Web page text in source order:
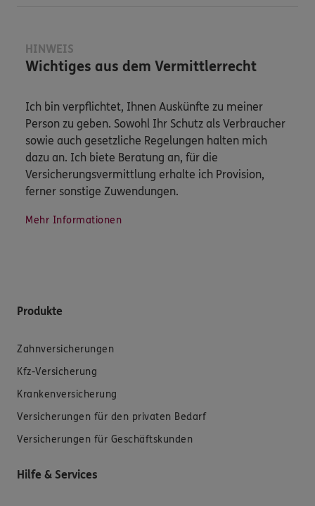
HINWEIS
Wichtiges aus dem Vermittlerrecht
Ich bin verpflichtet, Ihnen Auskünfte zu meiner
Person zu geben. Sowohl Ihr Schutz als Verbraucher
sowie auch gesetzliche Regelungen halten mich
dazu an. Ich biete Beratung an, für die
Versicherungsvermittlung erhalte ich Provision,
ferner sonstige Zuwendungen.
Mehr Informationen
Produkte
Zahnversicherungen
Kfz-Versicherung
Krankenversicherung
Versicherungen für den privaten Bedarf
Versicherungen für Geschäftskunden
Hilfe & Services